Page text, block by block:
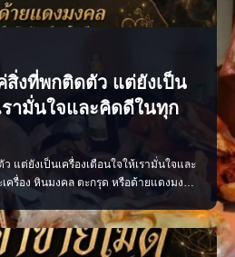
สิ่งที่พกติดตัว แต่ยังเป็น
รามั่นใจและคิดดีในทุก
แต่ยังเป็นเครื่องเตือนใจให้เรามั่นใจและ
ครื่อง หินมงคล ตะกรุด หรือด้ายแดงมงคล
วยความศรัทธา และตั้งใจทำสิ่งดี ๆ แล้ว
จ ไสยะ ทำนาย ทายทัก เสน่ห์ ของขลัง ดูด
ดตั